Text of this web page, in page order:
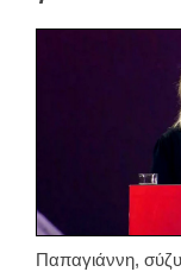
Παπαγιάννη,